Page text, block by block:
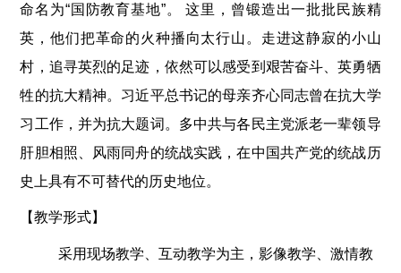
命名为“国防教育基地”。 这里，曾锻造出一批批民族精
英，他们把革命的火种播向太行山。走进这静寂的小山
村，追寻英烈的足迹，依然可以感受到艰苦奋斗、英勇牺
牲的抗大精神。习近平总书记的母亲齐心同志曾在抗大学
习工作，并为抗大题词。 多中共与各民主党派老一辈领导
肝胆相照、风雨同舟的统战实践，在中国共产党的统战历
史上具有不可替代的历史地位。
【教学形式】
采用现场教学、互动教学为主，影像教学、激情教